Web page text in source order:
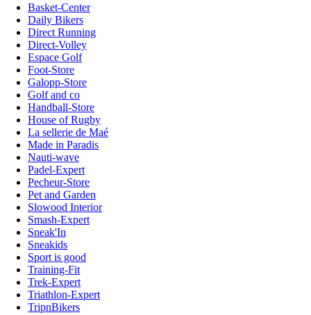
Basket-Center
Daily Bikers
Direct Running
Direct-Volley
Espace Golf
Foot-Store
Galopp-Store
Golf and co
Handball-Store
House of Rugby
La sellerie de Maé
Made in Paradis
Nauti-wave
Padel-Expert
Pecheur-Store
Pet and Garden
Slowood Interior
Smash-Expert
Sneak'In
Sneakids
Sport is good
Training-Fit
Trek-Expert
Triathlon-Expert
TripnBikers